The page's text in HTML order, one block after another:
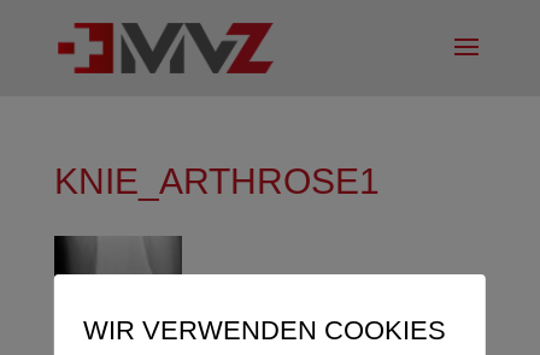
KNIE_ARTHROSE1
WIR VERWENDEN COOKIES